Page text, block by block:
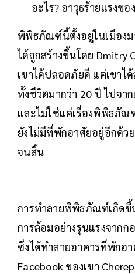
อะไร? อาวุธร้ายแรงขอ
พิพิธภัณฑ์นี้ตั้งอยู่ในเมืองม
ได้ถูกสร้างขึ้นโดย Dmitry
เขาได้ปลอดภัยดี แต่เขาไ
ทั้งชีวิตมากว่า 20 ปี ไปจา
และไม่ใช่แค่เรื่องพิพิธภั
ยังไม่มีที่พักอาศัยอยู่อีกด้ว
จนสิ้น
การทำลายพิพิธภัณฑ์เกิด
การล้อมอย่างรุนแรงจากก
ซึ่งได้ทำลายอาคารที่พักอ
Facebook ของเขา